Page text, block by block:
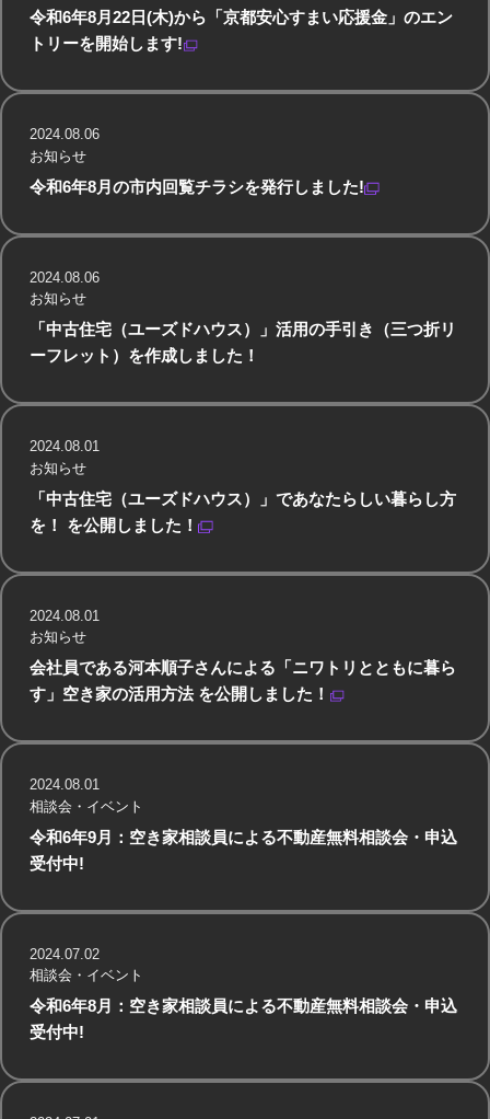
令和6年8月22日(木)から「京都安心すまい応援金」のエン
トリーを開始します!
令和6年8月の市内回覧チラシを発行しました!
2024.08.06
お知らせ
「中古住宅（ユーズドハウス）」活用の手引き（三つ折リ
ーフレット）を作成しました！
2024.08.06
お知らせ
「中古住宅（ユーズドハウス）」であなたらしい暮らし方
を！ を公開しました！
2024.08.01
お知らせ
会社員である河本順子さんによる「ニワトリとともに暮ら
す」空き家の活用方法 を公開しました！
2024.08.01
お知らせ
令和6年9月：空き家相談員による不動産無料相談会・申込
受付中!
2024.08.01
相談会・イベント
令和6年8月：空き家相談員による不動産無料相談会・申込
受付中!
2024.07.02
相談会・イベント